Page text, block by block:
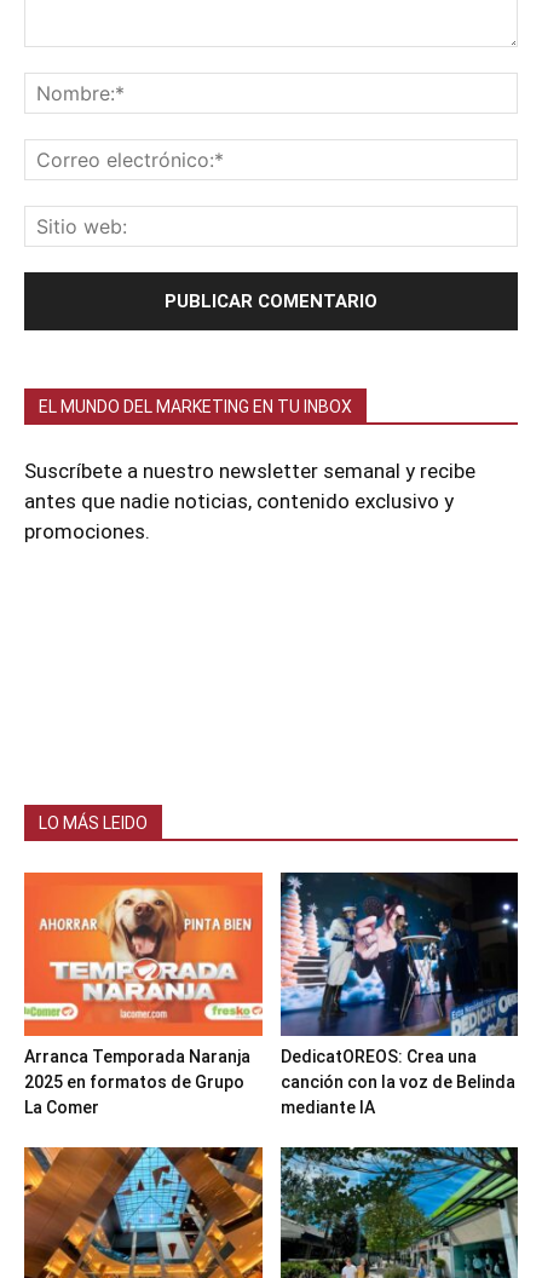
EL MUNDO DEL MARKETING EN TU INBOX
Suscríbete a nuestro newsletter semanal y recibe
antes que nadie noticias, contenido exclusivo y
promociones.
LO MÁS LEIDO
Arranca Temporada Naranja
2025 en formatos de Grupo
La Comer
DedicatOREOS: Crea una
canción con la voz de Belinda
mediante IA